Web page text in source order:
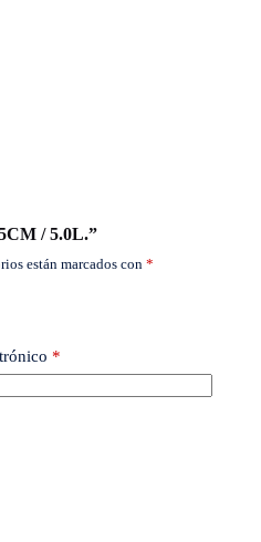
/ 5.0L.”
están marcados con *
*